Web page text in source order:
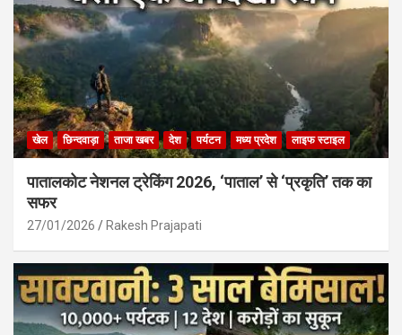
खेल छिन्दवाड़ा ताजा खबर देश पर्यटन मध्य प्रदेश लाइफ स्टाइल
पातालकोट नेशनल ट्रेकिंग 2026, ‘पाताल’ से ‘प्रकृति’ तक का
सफर
27/01/2026 Rakesh Prajapati